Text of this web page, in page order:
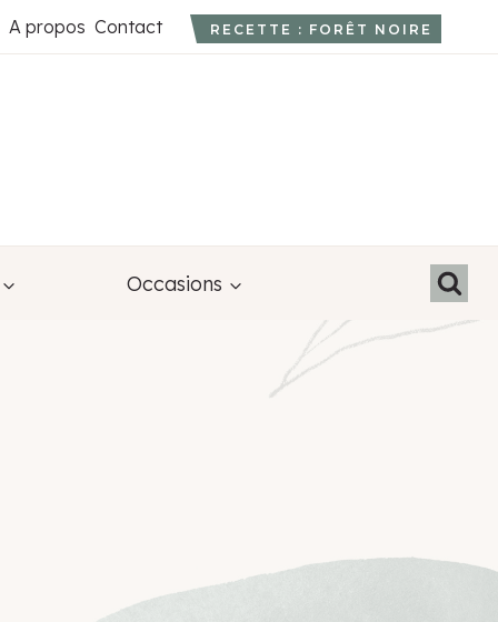
A propos Contact RECETTE : FORÊT NOIRE
Occasions